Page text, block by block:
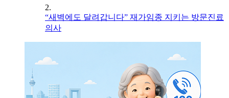
2.
“새벽에도 달려갑니다” 재가임종 지키는 방문진료
의사